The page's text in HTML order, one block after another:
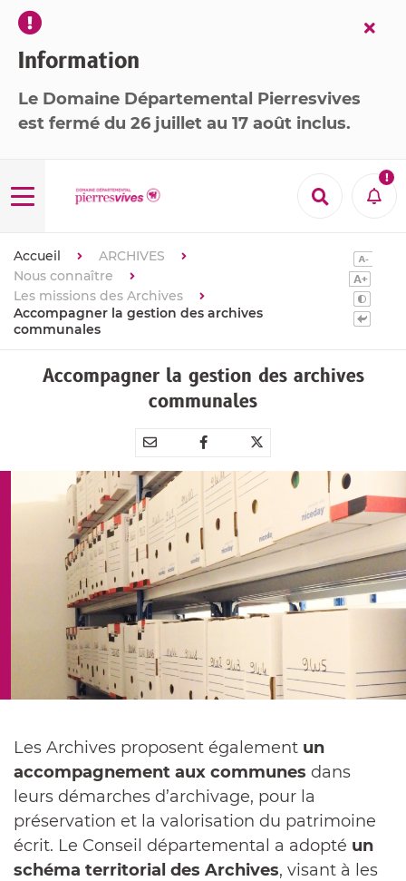
Information
Le Domaine Départemental Pierresvives
est fermé du 26 juillet au 17 août inclus.
Menu 
Accueil
ARCHIVES
Nous connaître
Les missions des Archives
Accompagner la gestion des archives
communales
Accompagner la gestion des archives
communales
Partager
par
e-
mail
Partager
sur
Facebook
Partager
sur
Les Archives proposent également un
accompagnement aux communes dans
leurs démarches d’archivage, pour la
préservation et la valorisation du patrimoine
écrit. Le Conseil départemental a adopté un
schéma territorial des Archives, visant à les